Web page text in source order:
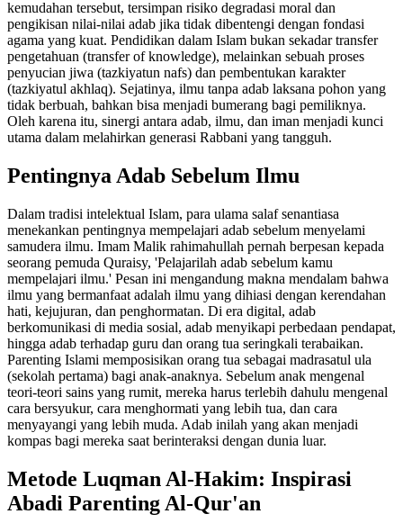
kemudahan tersebut, tersimpan risiko degradasi moral dan
pengikisan nilai-nilai adab jika tidak dibentengi dengan fondasi
agama yang kuat. Pendidikan dalam Islam bukan sekadar transfer
pengetahuan (transfer of knowledge), melainkan sebuah proses
penyucian jiwa (tazkiyatun nafs) dan pembentukan karakter
(tazkiyatul akhlaq). Sejatinya, ilmu tanpa adab laksana pohon yang
tidak berbuah, bahkan bisa menjadi bumerang bagi pemiliknya.
Oleh karena itu, sinergi antara adab, ilmu, dan iman menjadi kunci
utama dalam melahirkan generasi Rabbani yang tangguh.
Pentingnya Adab Sebelum Ilmu
Dalam tradisi intelektual Islam, para ulama salaf senantiasa
menekankan pentingnya mempelajari adab sebelum menyelami
samudera ilmu. Imam Malik rahimahullah pernah berpesan kepada
seorang pemuda Quraisy, 'Pelajarilah adab sebelum kamu
mempelajari ilmu.' Pesan ini mengandung makna mendalam bahwa
ilmu yang bermanfaat adalah ilmu yang dihiasi dengan kerendahan
hati, kejujuran, dan penghormatan. Di era digital, adab
berkomunikasi di media sosial, adab menyikapi perbedaan pendapat,
hingga adab terhadap guru dan orang tua seringkali terabaikan.
Parenting Islami memposisikan orang tua sebagai madrasatul ula
(sekolah pertama) bagi anak-anaknya. Sebelum anak mengenal
teori-teori sains yang rumit, mereka harus terlebih dahulu mengenal
cara bersyukur, cara menghormati yang lebih tua, dan cara
menyayangi yang lebih muda. Adab inilah yang akan menjadi
kompas bagi mereka saat berinteraksi dengan dunia luar.
Metode Luqman Al-Hakim: Inspirasi
Abadi Parenting Al-Qur'an